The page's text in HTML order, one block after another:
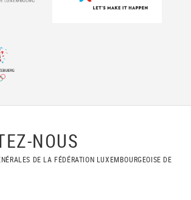
NOUS
DE LA FÉDÉRATION LUXEMBOURGEOISE DE